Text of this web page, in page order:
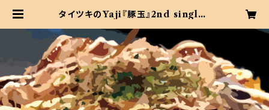
タイツキのYaji『豚玉』2nd single |